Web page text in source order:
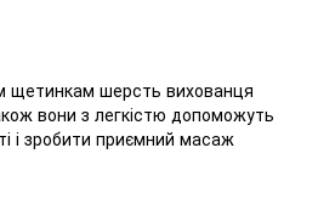
щетинкам шерсть вихованця
вони з легкістю допоможуть
і зробити приємний масаж